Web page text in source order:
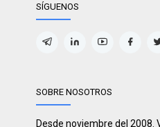
SÍGUENOS
SOBRE NOSOTROS
Desde noviembre del 2008.